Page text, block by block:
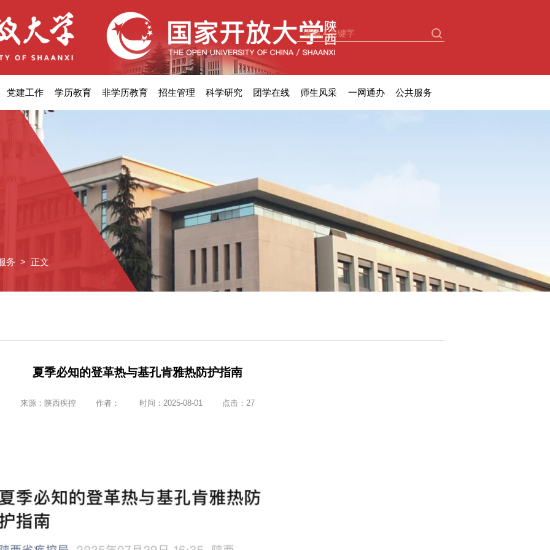
党建工作 学历教育 非学历教育 招生管理 科学研究 团学在线 师生风采 一网通办 公共服务
务 > 正文
夏季必知的登革热与基孔肯雅热防护指南
来源： 陕西疾控 作者： 时间：2025-08-01 点击： 27